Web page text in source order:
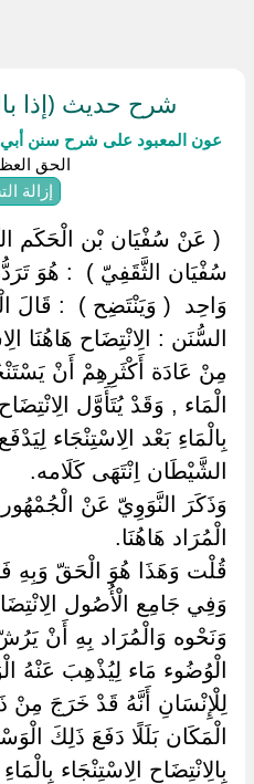
شرح حديث (إذا
عون المعبود على شرح سنن أبي
الحق
إزالة
‏( عَنْ سُفْيَان بْن الْحَكَم
سُفْيَان الثَّقَفِيّ ) ‏ ‏: هُوَ
وَاحِد ‏ ‏( وَيَنْتَضِح ) ‏ ‏: قَالَ
السُّنَن : الِانْتِضَاح هَاهُنَا
مِنْ عَادَة أَكْثَرِهِمْ أَنْ
الْمَاء , وَقَدْ يُتَأَوَّل
بِالْمَاءِ بَعْد الِاسْتِنْجَاء
الشَّيْطَان اِنْتَهَى كَلَامه.
وَذَكَرَ النَّوَوِيّ عَنْ
الْمُرَاد هَاهُنَا.
قُلْت وَهَذَا هُوَ الْحَقّ وَبِهِ
وَفِي جَامِع الْأُصُول
وَنَحْوه وَالْمُرَاد بِهِ أَنْ
الْوُضُوء مَاء لِيُذْهِبَ
لِلْإِنْسَانِ أَنَّهُ قَدْ خَرَجَ مِنْ
الْمَكَان بَلَلًا دَفَعَ ذَلِكَ
بِالِانْتِضَاحِ الِاسْتِنْجَاء